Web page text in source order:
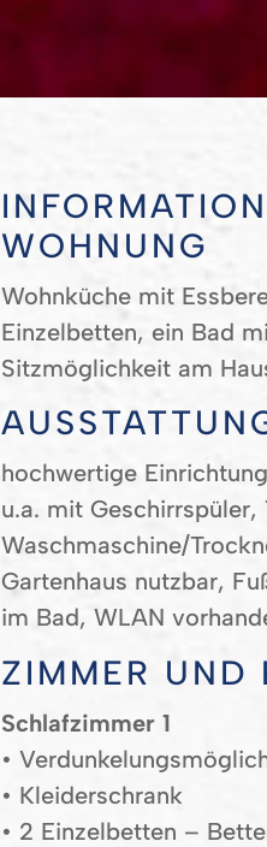
WOHNUNG
Wohnküche mit
Einzelbetten, ein Bad
Sitzmöglichkeit am
hochwertige
u.a. mit Geschirrspüler,
Waschmaschine/
Gartenhaus nutzbar,
im Bad, WLAN
ZIMMER UND
Schlafzimmer 1
•
• Kleiderschrank
• 2 Einzelbetten –